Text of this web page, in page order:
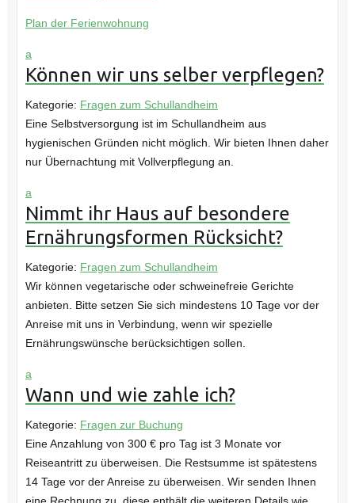
Plan der Ferienwohnung
a
Können wir uns selber verpflegen?
Kategorie: Fragen zum Schullandheim
Eine Selbstversorgung ist im Schullandheim aus
hygienischen Gründen nicht möglich. Wir bieten Ihnen daher
nur Übernachtung mit Vollverpflegung an.
a
Nimmt ihr Haus auf besondere
Ernährungsformen Rücksicht?
Kategorie: Fragen zum Schullandheim
Wir können vegetarische oder schweinefreie Gerichte
anbieten. Bitte setzen Sie sich mindestens 10 Tage vor der
Anreise mit uns in Verbindung, wenn wir spezielle
Ernährungswünsche berücksichtigen sollen.
a
Wann und wie zahle ich?
Kategorie: Fragen zur Buchung
Eine Anzahlung von 300 € pro Tag ist 3 Monate vor
Reiseantritt zu überweisen. Die Restsumme ist spätestens
14 Tage vor der Anreise zu überweisen. Wir senden Ihnen